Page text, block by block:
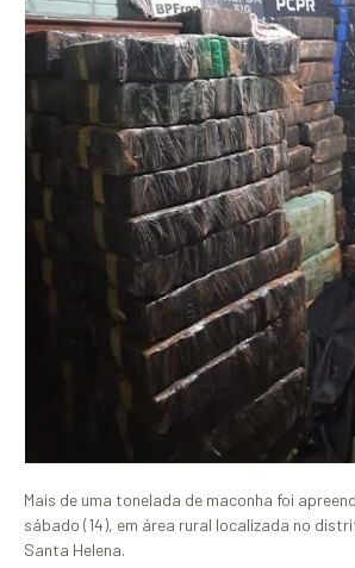
Mais de uma tonelada de maconha foi
sábado (14), em área rural localizada no
Santa Helena.